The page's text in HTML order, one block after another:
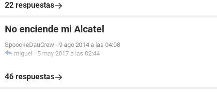
22 respuestas
No enciende mi Alcatel
SpoockeDauCrew - 9 ago 2014 a las 04:08
miguel - 5 may 2017 a las 02:44
46 respuestas